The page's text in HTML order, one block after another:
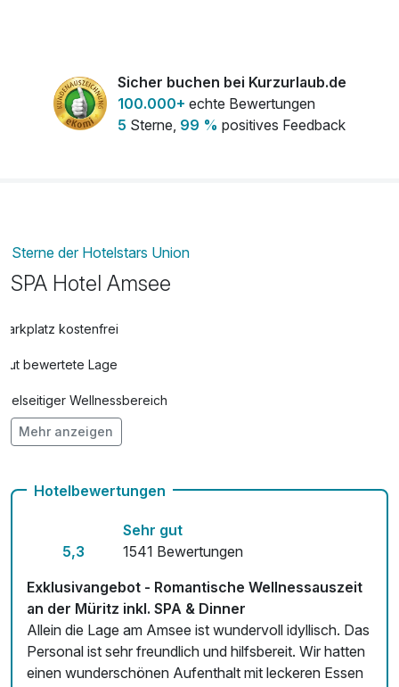
Augenbrauen färben 13,00 €
pro Stück (15 Minuten)
E-Bike
pro Stück (1 Tag/e)
Ganzkörpermassage
pro Person (1 Tag/e)
Halbpension Kinder 13-15 Jahre
pro Person (1 Tag/e)
Halbpension Kinder 7-12 Jahre 12,00 €
pro Person (1 Tag/e)
Hot Stone Massage Ganzkörper 139,00 €
pro Stück (75 Minuten)
Sicher buchen bei Kurzurlaub.de
100.000+ echte Bewertungen
5 Sterne, 99 % positives Feedback
Sterne der Hotelstars Union
SPA Hotel Amsee
Parkplatz kostenfrei
Gut bewertete Lage
Vielseitiger Wellnessbereich
Hunde im Hotel nicht erlaubt
Kostenloses W-LAN
Zimmerservice verfügbar
Mit Hotelbar
Mehr anzeigen
Hotelbewertungen
5,3
Sehr gut
1541 Bewertungen
Exklusivangebot - Romantische Wellnessauszeit
an der Müritz inkl. SPA & Dinner
Allein die Lage am Amsee ist wundervoll idyllisch. Das
Personal ist sehr freundlich und hilfsbereit. Wir hatten
einen wunderschönen Aufenthalt mit leckeren Essen